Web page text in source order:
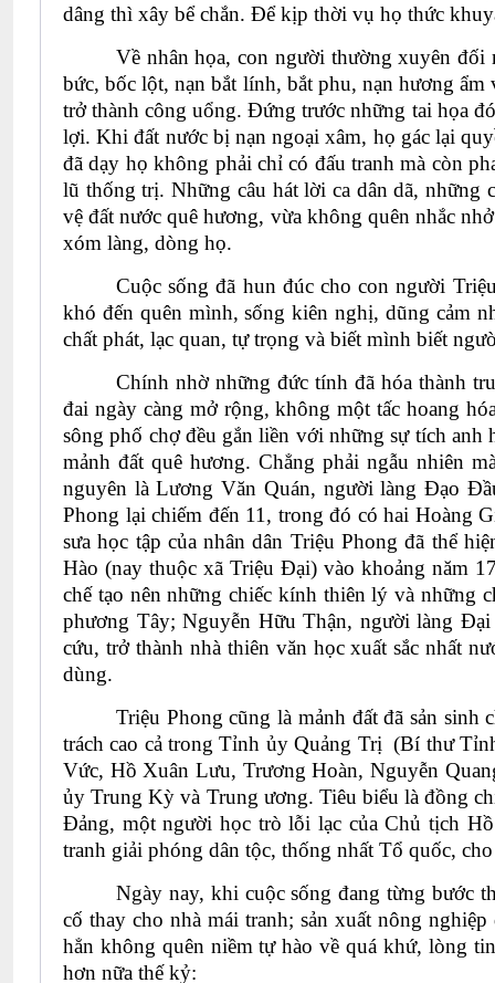
dâng thì xây bể chắn. Để kịp thời vụ họ thức
Về nhân họa, con người thường xuyên đối
bức, bốc lột, nạn bắt lính, bắt phu, nạn hương
trở thành công uổng. Đứng trước những tai họa
lợi. Khi đất nước bị nạn ngoại xâm, họ gác lại
đã dạy họ không phải chỉ có đấu tranh mà còn
lũ thống trị. Những câu hát lời ca dân dã, những
vệ đất nước quê hương, vừa không quên nhắc
xóm làng, dòng họ.
Cuộc sống đã hun đúc cho con người
khó đến quên mình, sống kiên nghị, dũng cảm
chất phát, lạc quan, tự trọng và biết mình biết
Chính nhờ những đức tính đã hóa thành
đai ngày càng mở rộng, không một tấc hoang
sông phố chợ đều gắn liền với những sự tích
mảnh đất quê hương. Chẳng phải ngẫu nhiên
nguyên là Lương Văn Quán, người làng Đạo
Phong lại chiếm đến 11, trong đó có hai Hoàng
sưa học tập của nhân dân Triệu Phong đã thể
Hào (nay thuộc xã Triệu Đại) vào khoảng năm
chế tạo nên những chiếc kính thiên lý và những
phương Tây; Nguyễn Hữu Thận, người làng
cứu, trở thành nhà thiên văn học xuất sắc nhất
dùng.
Triệu Phong cũng là mảnh đất đã sản
trách cao cả trong Tỉnh ủy Quảng Trị (Bí thư
Vức, Hồ Xuân Lưu, Trương Hoàn, Nguyễn
ủy Trung Kỳ và Trung ương. Tiêu biểu là đồng
Đảng, một người học trò lỗi lạc của Chủ tịch
tranh giải phóng dân tộc, thống nhất Tổ quốc,
Ngày nay, khi cuộc sống đang từng bước
cố thay cho nhà mái tranh; sản xuất nông
hẳn không quên niềm tự hào về quá khứ, lòng
hơn nữa thế kỷ: